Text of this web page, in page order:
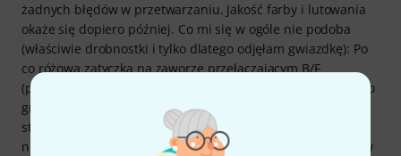
żadnych błędów w przetwarzaniu. Jakość farby i lutowania
okaże się dopiero później. Co mi się w ogóle nie podoba
(właściwie drobnostki i tylko dlatego odjęłam gwiazdkę): Po
co różowa zatyczka na zaworze przełączającym B/F
(pozostałe są czarne)? I dlaczego obecne logo Thomann jako
grawer producenta? Przepraszamy, ale ten ze zdjęcia na
stronie produktu jest o wiele ładniejszy. Gracze na rogu są
niezwykle konserwatywni. Nie bez powodu używamy linków